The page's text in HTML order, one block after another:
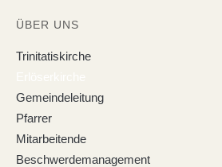
ÜBER UNS
Trinitatiskirche
Gemeindeleitung
Pfarrer
Mitarbeitende
Beschwerdemanagement